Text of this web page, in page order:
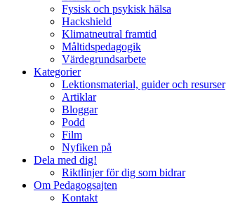
Fysisk och psykisk hälsa
Hackshield
Klimatneutral framtid
Måltidspedagogik
Värdegrundsarbete
Kategorier
Lektionsmaterial, guider och resurser
Artiklar
Bloggar
Podd
Film
Nyfiken på
Dela med dig!
Riktlinjer för dig som bidrar
Om Pedagogsajten
Kontakt